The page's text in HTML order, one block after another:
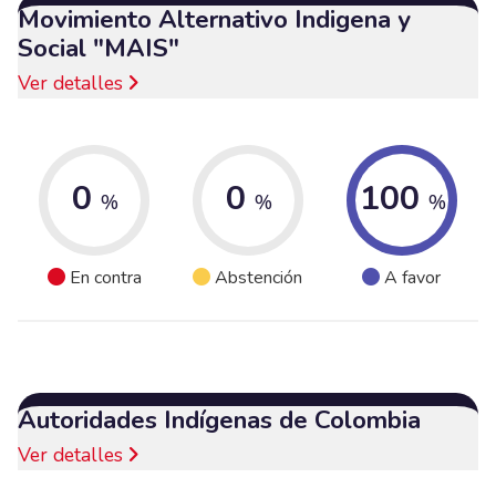
Movimiento Alternativo Indigena y
Social "MAIS"
Ver detalles
0 %
En contra
0 %
Abstención
100 %
A favor
Autoridades Indígenas de Colombia
Ver detalles